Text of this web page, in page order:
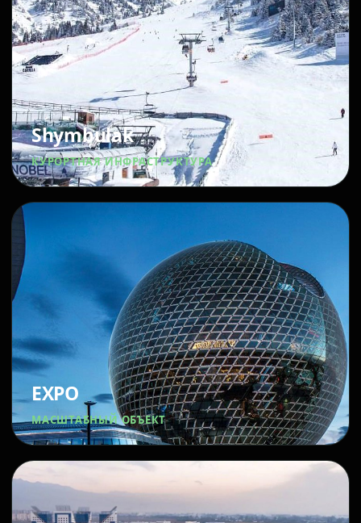
Shymbulak
КУРОРТНАЯ ИНФРАСТРУКТУРА
EXPO
МАСШТАБНЫЙ ОБЪЕКТ